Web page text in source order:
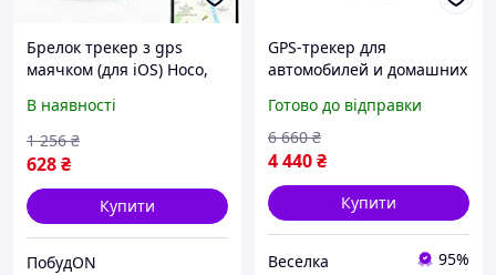
Брелок трекер з gps
маячком (для iOS) Hoco,
Gps для мисливських
собак, Gps міні трекер,
NQE
В наявності
628₴
1 256 ₴
Купити
ПобудON
GPS-трекер для
автомобилей и домашних
аккумулятором 20000 мАч
IP65 водонепроницаемый
FLAME
Готово до відправки
4 440₴
6 660 ₴
Купити
Веселка 95%